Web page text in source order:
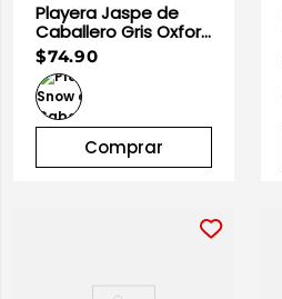
Playera Jaspe de
Caballero Gris Oxford
Jaspe 100% Algodón
| Optima
$74.90
Comprar